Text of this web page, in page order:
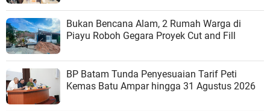
Bukan Bencana Alam, 2 Rumah Warga di
Piayu Roboh Gegara Proyek Cut and Fill
BP Batam Tunda Penyesuaian Tarif Peti
Kemas Batu Ampar hingga 31 Agustus 2026